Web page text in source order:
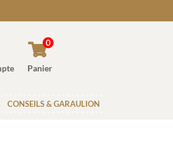
Panier
0
CONSEILS & GARAULION